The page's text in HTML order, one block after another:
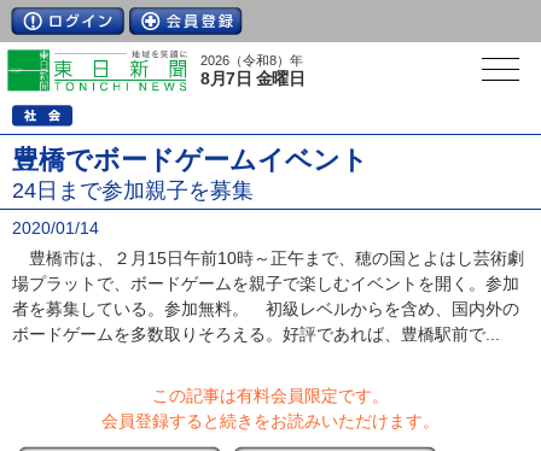
2026（令和8）年
8月7日 金曜日
豊橋でボードゲームイベント
24日まで参加親子を募集
2020/01/14
豊橋市は、２月15日午前10時～正午まで、穂の国とよはし芸術劇
場プラットで、ボードゲームを親子で楽しむイベントを開く。参加
者を募集している。参加無料。 初級レベルからを含め、国内外の
ボードゲームを多数取りそろえる。好評であれば、豊橋駅前で...
この記事は有料会員限定です。
会員登録すると続きをお読みいただけます。